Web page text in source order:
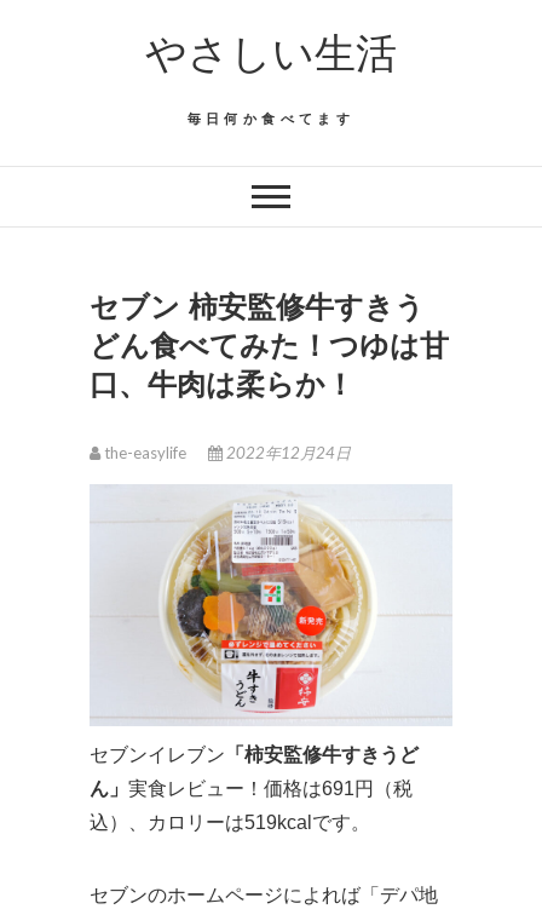
やさしい生活
毎日何か食べてます
セブン 柿安監修牛すきう
どん食べてみた！つゆは甘
口、牛肉は柔らか！
the-easylife 2022年12月24日
セブンイレブン 「柿安監修牛すきうど
ん」 実食レビュー！価格は691円（税
込）、カロリーは519kcalです。
セブンのホームページによれば「デパ地